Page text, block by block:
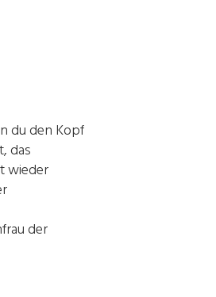
du den Kopf
das
wieder
der